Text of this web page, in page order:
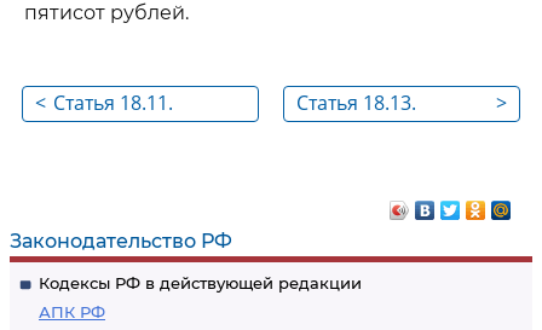
Законодательство РФ
Кодексы РФ в действующей редакции
АПК РФ
пятисот рублей.
< Статья 18.11.
>
Статья 18.13.